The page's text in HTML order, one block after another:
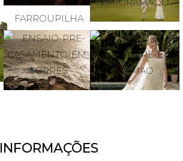
INFORMAÇÕES